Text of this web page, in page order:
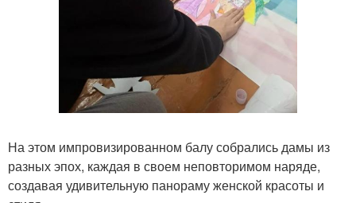
На этом импровизированном балу собрались дамы из
разных эпох, каждая в своем неповторимом наряде,
создавая удивительную панораму женской красоты и